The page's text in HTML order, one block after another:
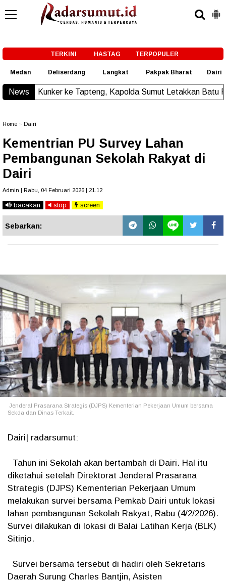
TERKINI HASTAG TERPOPULER
Medan Deliserdang Langkat Pakpak Bharat Dairi
News
ke Tapteng, Kapolda Sumut Letakkan Batu Pertama
Home Dairi
Kementrian PU Survey Lahan
Pembangunan Sekolah Rakyat di
Dairi
Admin | Rabu, 04 Februari 2026 | 21.12
bacakan stop screen
Sebarkan:
Jenderal Prasarana Strategis (DJPS) Kementerian Pekerjaan Umum bersama
Sekda dan Dinas Terkait.
Dairi| radarsumut:
Tahun ini Sekolah akan bertambah di Dairi. Hal itu
diketahui setelah Direktorat Jenderal Prasarana
Strategis (DJPS) Kementerian Pekerjaan Umum
melakukan survei bersama Pemkab Dairi untuk lokasi
lahan pembangunan Sekolah Rakyat, Rabu (4/2/2026).
Survei dilakukan di lokasi di Balai Latihan Kerja (BLK)
Sitinjo.
Survei bersama tersebut di hadiri oleh Sekretaris
Daerah Surung Charles Bantjin, Asisten